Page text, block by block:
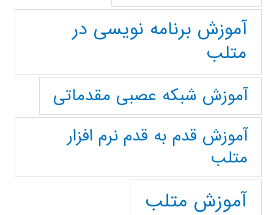
آموزش برنامه نویسی در
متلب
آموزش شبکه عصبی مقدماتی
آموزش قدم به قدم نرم افزار
متلب
آموزش متلب